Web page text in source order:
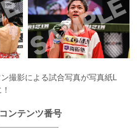
撮影による試合写真が写真紙L
ンテンツ番号